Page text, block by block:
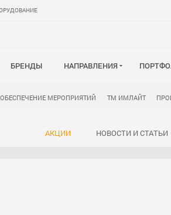
БРЕНДЫ НАПРАВЛЕНИЯ
МЕРОПРИЯТИЙ ТМ ИМЛАЙТ
АКЦИИ НОВОСТИ И СТАТЬИ